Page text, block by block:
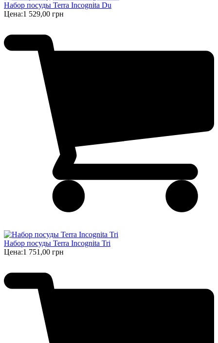
Набор посуды Terra Incognita Du
Цена:1 529,00 грн
Набор посуды Terra Incognita Tri
Цена:1 751,00 грн